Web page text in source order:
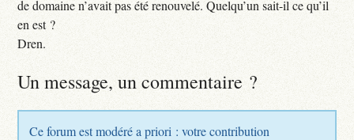
de domaine n’avait pas été renouvelé. Quelqu’un sait-il ce qu’il
en est ?
Dren.
Un message, un commentaire ?
Ce forum est modéré a priori : votre contribution